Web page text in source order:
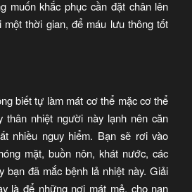
muốn khắc phục cần đặt chân lên
thời gian, để máu lưu thông tốt
biết tự làm mát cơ thể mặc cơ thể
thân nhiệt người này lạnh nên căn
nhiều nguy hiểm. Bạn sẽ rơi vào
mặt, buồn nôn, khát nước, các
bạn đã mắc bệnh lả nhiệt này. Giải
là để những nơi mát mẻ, cho nạn